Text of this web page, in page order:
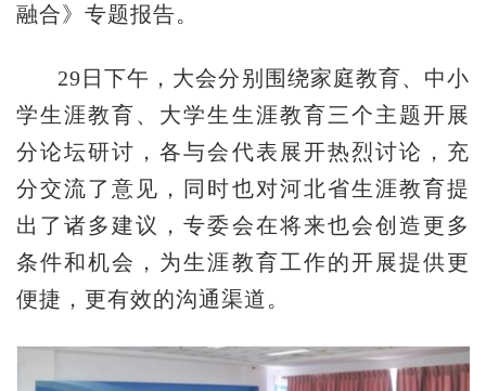
融合》专题报告。
29日下午，大会分别围绕家庭教育、中小
学生涯教育、大学生生涯教育三个主题开展
分论坛研讨，各与会代表展开热烈讨论，充
分交流了意见，同时也对河北省生涯教育提
出了诸多建议，专委会在将来也会创造更多
条件和机会，为生涯教育工作的开展提供更
便捷，更有效的沟通渠道。